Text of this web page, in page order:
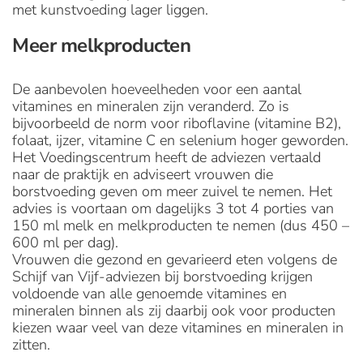
met kunstvoeding lager liggen.
Meer melkproducten
De aanbevolen hoeveelheden voor een aantal
vitamines en mineralen zijn veranderd. Zo is
bijvoorbeeld de norm voor riboflavine (vitamine B2),
folaat, ijzer, vitamine C en selenium hoger geworden.
Het Voedingscentrum heeft de adviezen vertaald
naar de praktijk en adviseert vrouwen die
borstvoeding geven om meer zuivel te nemen. Het
advies is voortaan om dagelijks 3 tot 4 porties van
150 ml melk en melkproducten te nemen (dus 450 –
600 ml per dag).
Vrouwen die gezond en gevarieerd eten volgens de
Schijf van Vijf-adviezen bij borstvoeding krijgen
voldoende van alle genoemde vitamines en
mineralen binnen als zij daarbij ook voor producten
kiezen waar veel van deze vitamines en mineralen in
zitten.